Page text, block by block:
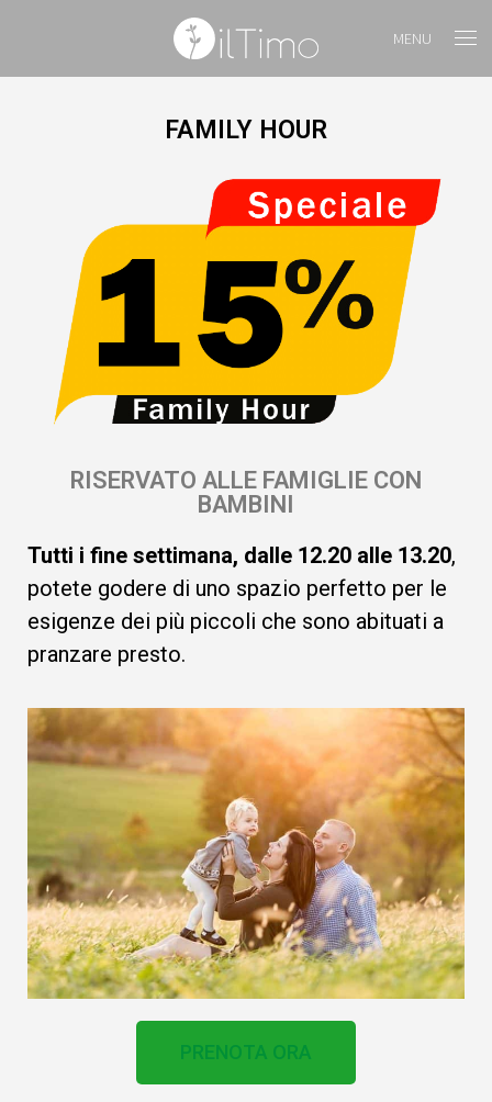
MENU
FAMILY HOUR
RISERVATO ALLE FAMIGLIE CON
BAMBINI
Tutti i fine settimana, dalle 12.20 alle 13.20,
potete godere di uno spazio perfetto per le
esigenze dei più piccoli che sono abituati a
pranzare presto.
PRENOTA ORA